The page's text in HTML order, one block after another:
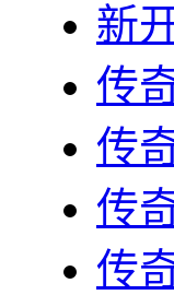
新
传
传
传
传